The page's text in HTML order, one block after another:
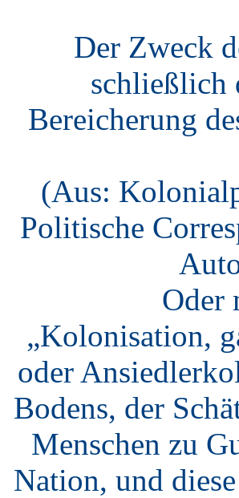
Der Zweck
schließlich
Bereicherung
(Aus:
Politische
Oder
„Kolonisation,
oder
Bodens, der
Menschen zu
Nation, und